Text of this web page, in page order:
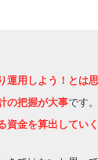
運用しよう！とは
の把握が大事です
資金を算出していく